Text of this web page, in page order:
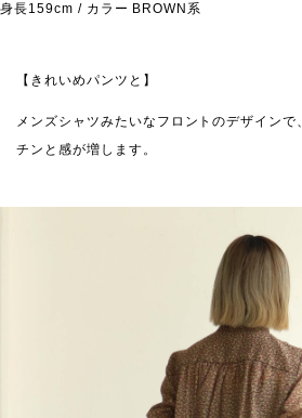
身長159cm / カラー BROWN系
【きれいめパンツと】
メンズシャツみたいなフロントのデザイン
チンと感が増します。